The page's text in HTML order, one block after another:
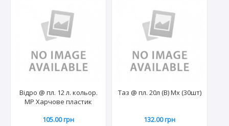
Відро @ пл. 12 л. кольор.
МР Харчове пластик
105.00 грн
Таз @ пл. 20л (B) Mx (30шт)
132.00 грн